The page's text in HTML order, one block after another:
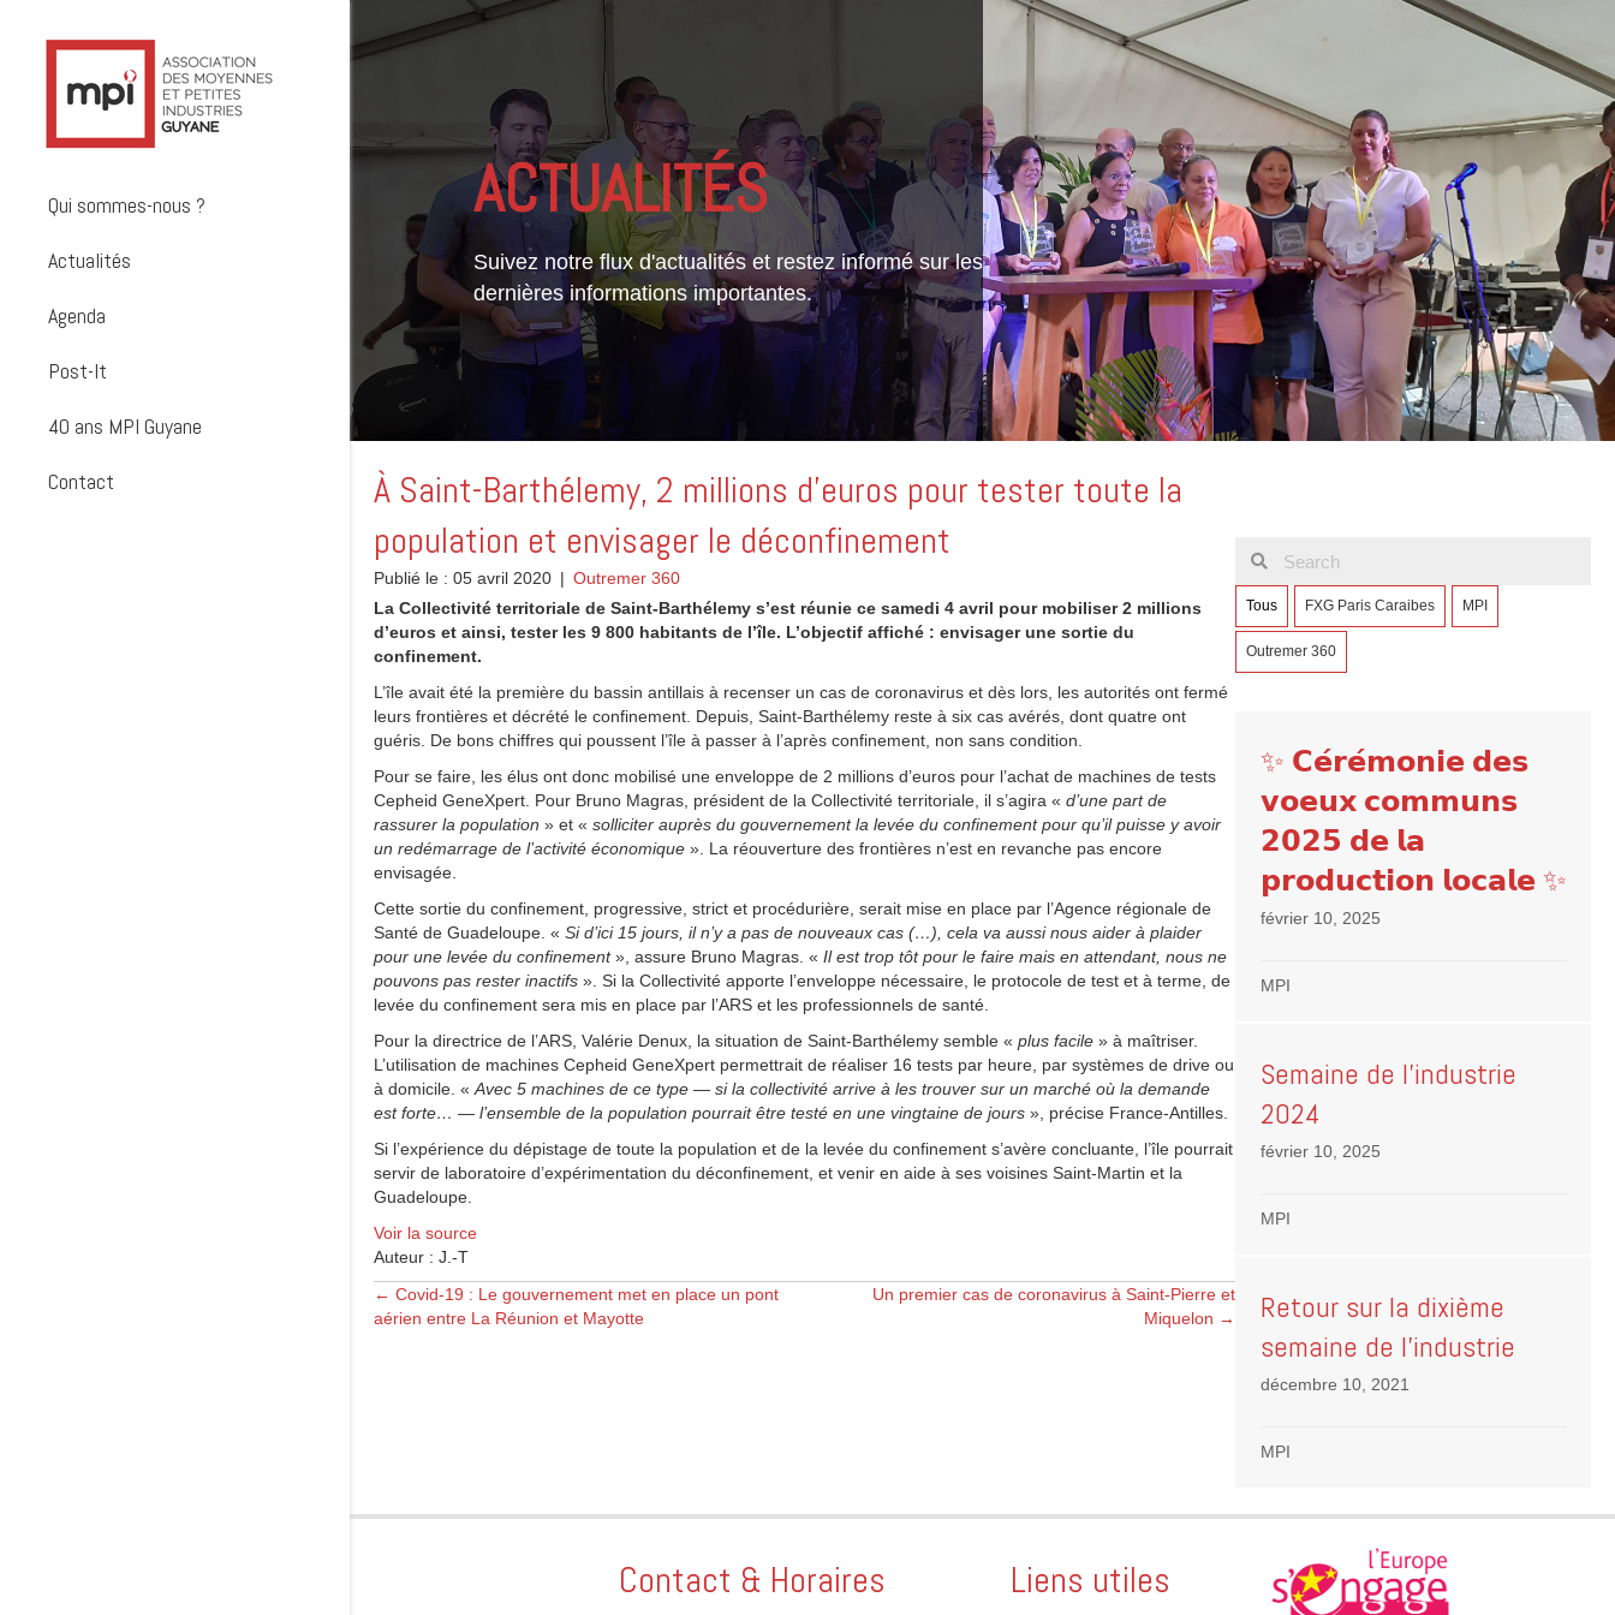
Qui sommes-nous ?
Actualités
Agenda
Post-It
40 ans MPI Guyane
Contact
ACTUALITÉS
Suivez notre flux d'actualités et restez informé sur les
dernières informations importantes.
À Saint-Barthélemy, 2 millions d’euros pour tester toute la
population et envisager le déconfinement
Publié le : 05 avril 2020 | Outremer 360
La Collectivité territoriale de Saint-Barthélemy s’est réunie ce samedi 4 avril pour mobiliser 2 millions
d’euros et ainsi, tester les 9 800 habitants de l’île. L’objectif affiché : envisager une sortie du
confinement.
L’île avait été la première du bassin antillais à recenser un cas de coronavirus et dès lors, les autorités ont fermé
leurs frontières et décrété le confinement. Depuis, Saint-Barthélemy reste à six cas avérés, dont quatre ont
guéris. De bons chiffres qui poussent l’île à passer à l’après confinement, non sans condition.
Pour se faire, les élus ont donc mobilisé une enveloppe de 2 millions d’euros pour l’achat de machines de tests
Cepheid GeneXpert. Pour Bruno Magras, président de la Collectivité territoriale, il s’agira « d’une part de
rassurer la population » et « solliciter auprès du gouvernement la levée du confinement pour qu’il puisse y avoir
un redémarrage de l’activité économique ». La réouverture des frontières n’est en revanche pas encore
envisagée.
Cette sortie du confinement, progressive, strict et procédurière, serait mise en place par l’Agence régionale de
Santé de Guadeloupe. « Si d’ici 15 jours, il n’y a pas de nouveaux cas (…), cela va aussi nous aider à plaider
pour une levée du confinement», assure Bruno Magras. « Il est trop tôt pour le faire mais en attendant, nous ne
pouvons pas rester inactifs ». Si la Collectivité apporte l’enveloppe nécessaire, le protocole de test et à terme, de
levée du confinement sera mis en place par l’ARS et les professionnels de santé.
Pour la directrice de l’ARS, Valérie Denux, la situation de Saint-Barthélemy semble « plus facile » à maîtriser.
L’utilisation de machines Cepheid GeneXpert permettrait de réaliser 16 tests par heure, par systèmes de drive ou
à domicile. « Avec 5 machines de ce type — si la collectivité arrive à les trouver sur un marché où la demande
est forte… — l’ensemble de la population pourrait être testé en une vingtaine de jours », précise France-Antilles.
Si l’expérience du dépistage de toute la population et de la levée du confinement s’avère concluante, l’île pourrait
servir de laboratoire d’expérimentation du déconfinement, et venir en aide à ses voisines Saint-Martin et la
Guadeloupe.
Voir la source
Auteur : J.-T
Posts
← Covid-19 : Le gouvernement met en place un pont
aérien entre La Réunion et Mayotte
Un premier cas de coronavirus à Saint-Pierre et
Miquelon →
Tous FXG Paris Caraibes MPI
Outremer 360
✨ 𝗖𝗲́𝗿𝗲́𝗺𝗼𝗻𝗶𝗲 𝗱𝗲𝘀
𝘃𝗼𝗲𝘂𝘅 𝗰𝗼𝗺𝗺𝘂𝗻𝘀
𝟮𝟬𝟮𝟱 𝗱𝗲 𝗹𝗮
𝗽𝗿𝗼𝗱𝘂𝗰𝘁𝗶𝗼𝗻 𝗹𝗼𝗰𝗮𝗹𝗲 ✨
février 10, 2025
MPI
Semaine de l’industrie
2024
février 10, 2025
MPI
Retour sur la dixième
semaine de l’industrie
décembre 10, 2021
MPI
Contact & Horaires Liens utiles